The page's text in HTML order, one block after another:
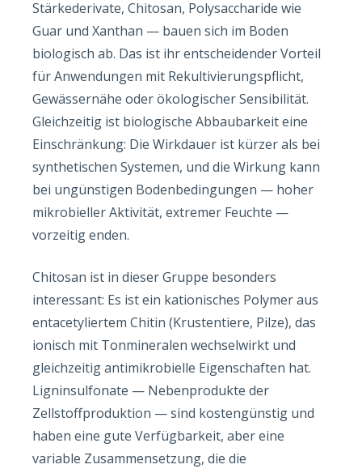
Stärkederivate, Chitosan, Polysaccharide wie
Guar und Xanthan — bauen sich im Boden
biologisch ab. Das ist ihr entscheidender Vorteil
für Anwendungen mit Rekultivierungspflicht,
Gewässernähe oder ökologischer Sensibilität.
Gleichzeitig ist biologische Abbaubarkeit eine
Einschränkung: Die Wirkdauer ist kürzer als bei
synthetischen Systemen, und die Wirkung kann
bei ungünstigen Bodenbedingungen — hoher
mikrobieller Aktivität, extremer Feuchte —
vorzeitig enden.
Chitosan ist in dieser Gruppe besonders
interessant: Es ist ein kationisches Polymer aus
entacetyliertem Chitin (Krustentiere, Pilze), das
ionisch mit Tonmineralen wechselwirkt und
gleichzeitig antimikrobielle Eigenschaften hat.
Ligninsulfonate — Nebenprodukte der
Zellstoffproduktion — sind kostengünstig und
haben eine gute Verfügbarkeit, aber eine
variable Zusammensetzung, die die